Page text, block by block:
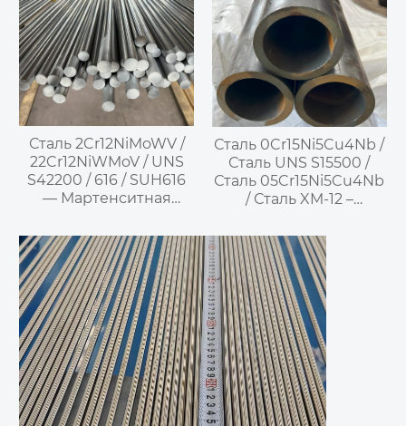
Сталь 2Cr12NiMoWV /
22Cr12NiWMoV / UNS
S42200 / 616 / SUH616
— Мартенситная
Сталь 0Cr15Ni5Cu4Nb /
Сталь UNS S15500 /
Сталь 05Cr15Ni5Cu4Nb
/ Сталь XM-12 –
дисперсионно-
твердеющая
нержавеющая сталь